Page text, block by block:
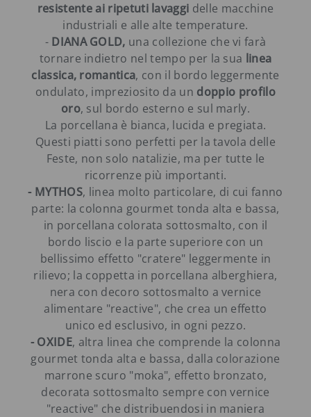
resistente ai ripetuti lavaggi delle macchine
industriali e alle alte temperature.
- DIANA GOLD, una collezione che vi farà
tornare indietro nel tempo per la sua linea
classica, romantica, con il bordo leggermente
ondulato, impreziosito da un doppio profilo
oro, sul bordo esterno e sul marly.
La porcellana è bianca, lucida e pregiata.
Questi piatti sono perfetti per la tavola delle
Feste, non solo natalizie, ma per tutte le
ricorrenze più importanti.
- MYTHOS, linea molto particolare, di cui fanno
parte: la colonna gourmet tonda alta e bassa,
in porcellana colorata sottosmalto, con il
bordo liscio e la parte superiore con un
bellissimo effetto "cratere" leggermente in
rilievo; la coppetta in porcellana alberghiera,
nera con decoro sottosmalto a vernice
alimentare "reactive", che crea un effetto
unico ed esclusivo, in ogni pezzo.
- OXIDE, altra linea che comprende la colonna
gourmet tonda alta e bassa, dalla colorazione
marrone scuro "moka", effetto bronzato,
decorata sottosmalto sempre con vernice
"reactive" che distribuendosi in maniera